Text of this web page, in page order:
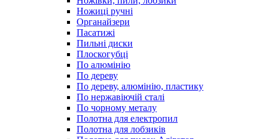
Ножиці ручні
Органайзери
Пасатижі
Пильні диски
Плоскогубці
По алюмінію
По дереву
По дереву, алюмінію, пластику
По нержавіючій сталі
По чорному металу
Полотна для електропил
Полотна для лобзиків